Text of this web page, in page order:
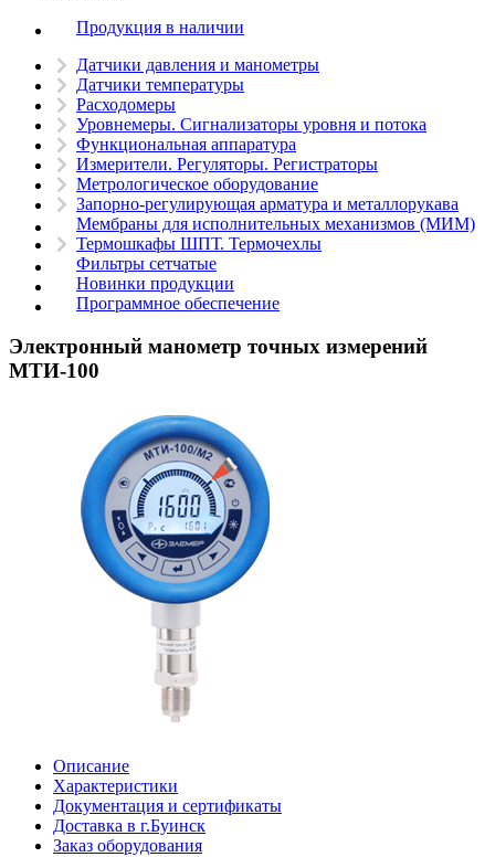
Продукция в наличии
Датчики давления и манометры
Датчики температуры
Расходомеры
Уровнемеры. Сигнализаторы уровня и потока
Функциональная аппаратура
Измерители. Регуляторы. Регистраторы
Метрологическое оборудование
Запорно-регулирующая арматура и металлорукава
Мембраны для исполнительных механизмов (МИМ)
Термошкафы ШПТ. Термочехлы
Фильтры сетчатые
Новинки продукции
Программное обеспечение
Электронный манометр точных измерений
МТИ-100
Описание
Характеристики
Документация и сертификаты
Доставка в г.Буинск
Заказ оборудования